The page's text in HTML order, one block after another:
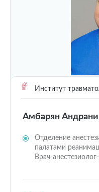
Институт
Амбарян
Отделение
палатами
Врач-